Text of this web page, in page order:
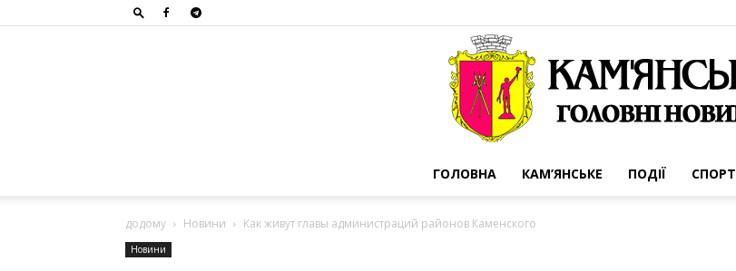
ГОЛОВНА КАМ’ЯНСЬКЕ ПОДІЇ СПОРТ
додому Новини Как живут главы администраций районов Каменского
Новини